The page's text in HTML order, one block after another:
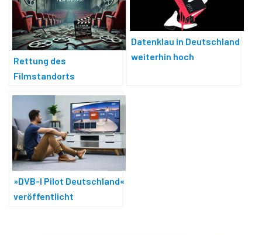
Rettung des
Filmstandorts
Datenklau in Deutschland
weiterhin hoch
»DVB-I Pilot Deutschland«
veröffentlicht